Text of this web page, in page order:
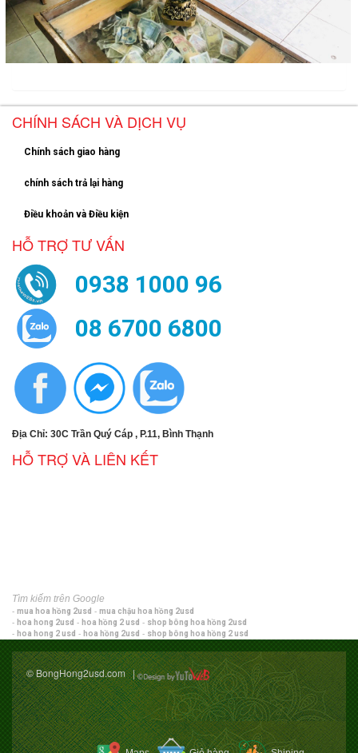
CHÍNH SÁCH VÀ DỊCH VỤ
Chính sách giao hàng
chính sách trả lại hàng
Điều khoản và Điều kiện
HỖ TRỢ TƯ VẤN
0938 1000 96
08 6700 6800
Địa Chỉ: 30C Trần Quý Cáp , P.11, Bình Thạnh
HỖ TRỢ VÀ LIÊN KẾT
Tìm kiếm trên Google
- mua hoa hồng 2usd - mua chậu hoa hồng 2usd
- hoa hong 2usd - hoa hồng 2 usd - shop bông hoa hồng 2usd
- hoa hong 2 usd - hoa hồng 2usd - shop bông hoa hồng 2 usd
© BongHong2usd.com |